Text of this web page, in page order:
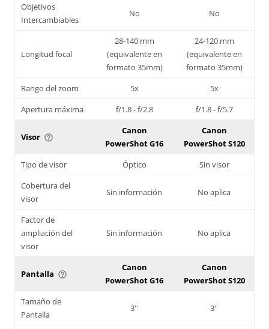
Objetivos
Intercambiables
No No
Longitud focal
28-140 mm
(equivalente en
formato 35mm)
24-120 mm
(equivalente en
formato 35mm)
Rango del zoom
5x
5x
Apertura máxima
f/1.8 - f/2.8 f/1.8 - f/5.7
Visor help_outline
Canon
PowerShot G16
Canon
PowerShot S120
Tipo de visor
Óptico
Sin visor
Cobertura del
visor
Sin información No aplica
Factor de
ampliación del
visor
Sin información No aplica
Pantalla help_outline
Canon
PowerShot G16
Canon
PowerShot S120
Tamaño de
Pantalla
3'' 3''